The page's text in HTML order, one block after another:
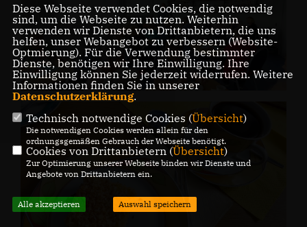
Diese Webseite verwendet Cookies, die notwendig
sind, um die Webseite zu nutzen. Weiterhin
verwenden wir Dienste von Drittanbietern, die uns
helfen, unser Webangebot zu verbessern (Website-
Optmierung). Für die Verwendung bestimmter
Dienste, benötigen wir Ihre Einwilligung. Ihre
Einwilligung können Sie jederzeit widerrufen. Weitere
Informationen finden Sie in unserer
Datenschutzerklärung.
Technisch notwendige Cookies (Übersicht)
Die notwendigen Cookies werden allein für den
ordnungsgemäßen Gebrauch der Webseite benötigt.
Cookies von Drittanbietern (Übersicht)
Zur Optimierung unserer Webseite binden wir Dienste und
Angebote von Drittanbietern ein.
Alle akzeptieren Auswahl speichern